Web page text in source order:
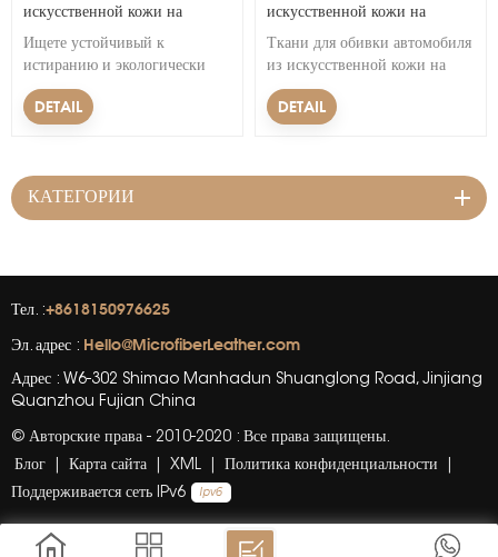
искусственной кожи на
биологической основе для
автомобилей
Ищете устойчивый к
истиранию и экологически
чистый вариант обивки
вашего автомобиля? Не
биологической основе!
DETAIL
искусственной кожи на
биологической основе
Ткани для обивки автомобиля
из искусственной кожи на
биологической основе
являются прочной и
коже.
DETAIL
КАТЕГОРИИ
Тел. :+8618150976625
Эл. адрес : Hello@MicrofiberLeather.com
Адрес : W6-302 Shimao Manhadun Shuanglong Road, Jinjiang
Quanzhou Fujian China
© Авторские права - 2010-2020 : Все права защищены.
Блог
Карта сайта XML Политика конфиденциальности
Поддерживается сеть IPv6